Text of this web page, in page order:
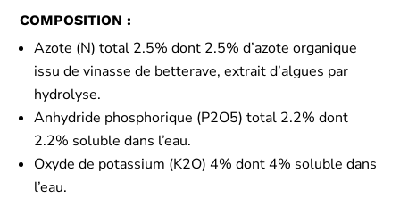
COMPOSITION :
Azote (N) total 2.5% dont 2.5% d’azote organique
issu de vinasse de betterave, extrait d’algues par
hydrolyse.
Anhydride phosphorique (P2O5) total 2.2% dont
2.2% soluble dans l’eau.
Oxyde de potassium (K2O) 4% dont 4% soluble dans
l’eau.